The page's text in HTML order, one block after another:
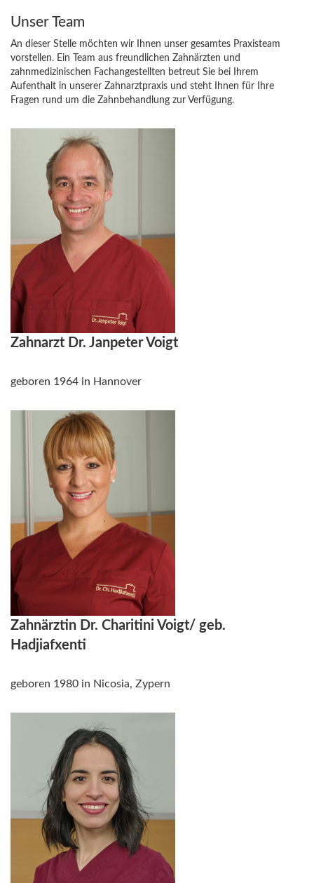
Unser Team
An dieser Stelle möchten wir Ihnen unser gesamtes Praxisteam
vorstellen. Ein Team aus freundlichen Zahnärzten und
zahnmedizinischen Fachangestellten betreut Sie bei Ihrem
Aufenthalt in unserer Zahnarztpraxis und steht Ihnen für Ihre
Fragen rund um die Zahnbehandlung zur Verfügung.
Zahnarzt Dr. Janpeter Voigt
geboren 1964 in Hannover
Zahnärztin Dr. Charitini Voigt/ geb.
Hadjiafxenti
geboren 1980 in Nicosia, Zypern